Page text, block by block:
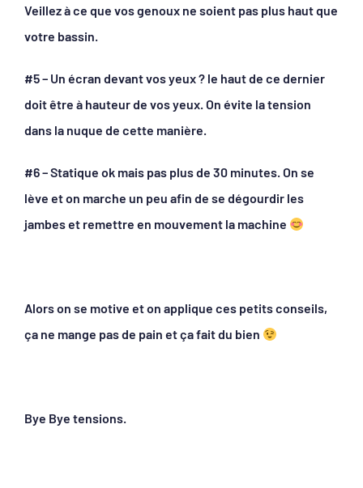
Veillez à ce que vos genoux ne soient pas plus haut que
votre bassin.
#5 – Un écran devant vos yeux ? le haut de ce dernier
doit être à hauteur de vos yeux. On évite la tension
dans la nuque de cette manière.
#6 – Statique ok mais pas plus de 30 minutes. On se
lève et on marche un peu afin de se dégourdir les
jambes et remettre en mouvement la machine
Alors on se motive et on applique ces petits conseils,
ça ne mange pas de pain et ça fait du bien
Bye Bye tensions.